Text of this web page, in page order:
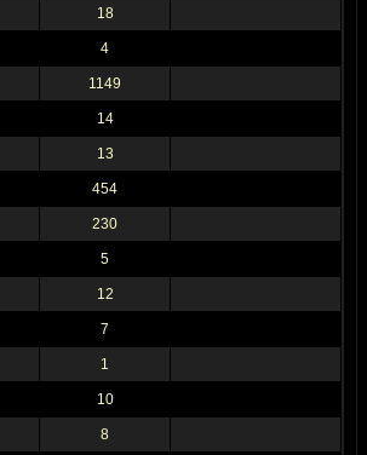
18
4
1149
14
13
454
230
5
12
7
1
10
8